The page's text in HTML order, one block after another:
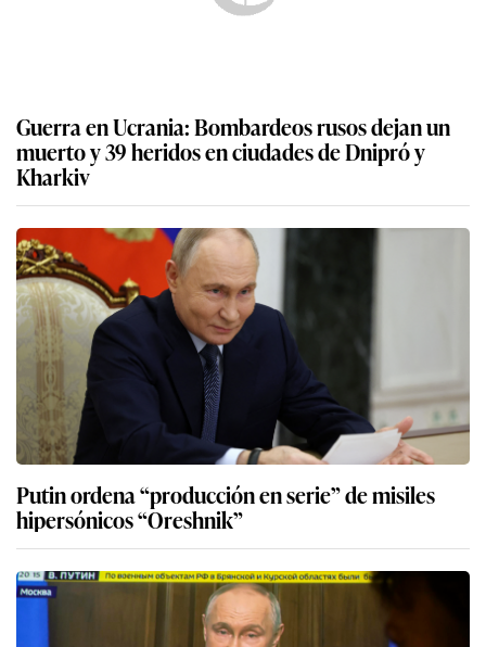
Guerra en Ucrania: Bombardeos rusos dejan un
muerto y 39 heridos en ciudades de Dnipró y
Kharkiv
Putin ordena “producción en serie” de misiles
hipersónicos “Oreshnik”